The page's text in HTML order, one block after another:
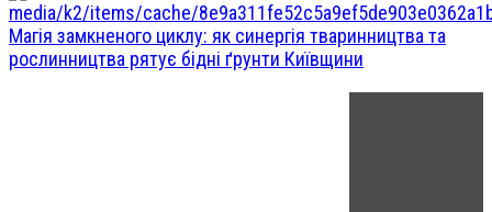
Магія замкненого циклу: як синергія тваринництва та
рослинництва рятує бідні ґрунти Київщини